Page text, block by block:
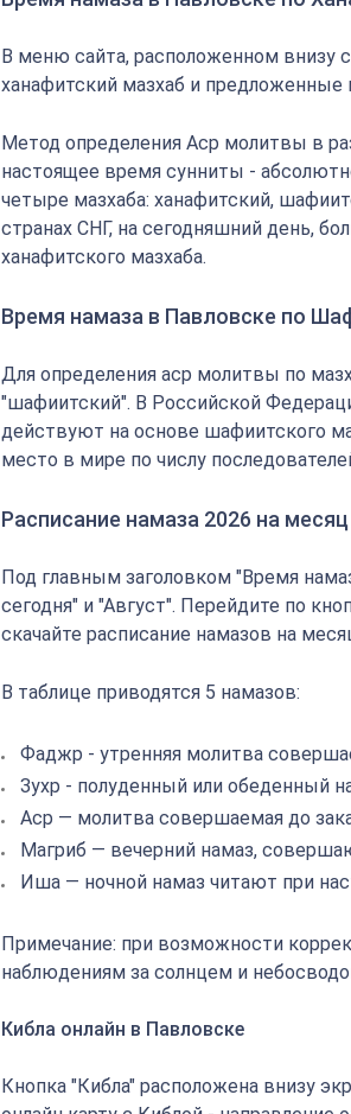
В меню сайта, расположенном внизу
ханафитский мазхаб и
Метод определения Аср молитвы в
настоящее время сунниты -
четыре мазхаба: ханафитский,
странах СНГ, на сегодняшний день,
ханафитского мазхаба.
Время намаза в Павловске по
Для определения аср молитвы по
"шафиитский". В Российской
действуют на основе шафиитского
место в мире по числу
Расписание намаза 2026 на
Под главным заголовком "Время
сегодня" и "Август". Перейдите по
скачайте расписание намазов на
В таблице приводятся 5 намазов:
Фаджр - утренняя молитва
Зухр - полуденный или обеденный
Аср — молитва совершаемая до
Магриб — вечерний намаз,
Иша — ночной намаз читают при
Примечание: при возможности
наблюдениям за солнцем и
Кибла онлайн в Павловске
Кнопка "Кибла" расположена внизу